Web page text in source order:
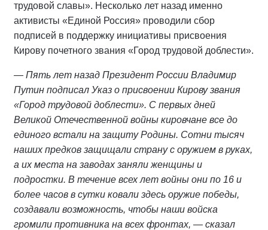
трудовой славы». Несколько лет назад именно
активисты «Единой Россия» проводили сбор
подписей в поддержку инициативы присвоения
Кирову почетного звания «Город трудовой доблести».
— Пять лет назад Президент России Владимир
Путин подписал Указ о присвоении Кирову звания
«Город трудовой доблести». С первых дней
Великой Отечественной войны кировчане все до
единого встали на защиту Родины. Сотни тысяч
наших предков защищали страну с оружием в руках,
а их места на заводах заняли женщины и
подростки. В течение всех лет войны они по 16 и
более часов в сутки ковали здесь оружие победы,
создавали возможность, чтобы наши войска
громили противника на всех фронтах, — сказал